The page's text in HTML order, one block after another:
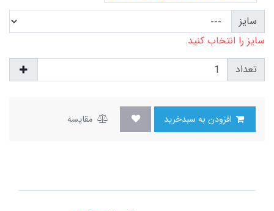
سایز
سایز را انتخاب کنید.
تعداد
مقایسه